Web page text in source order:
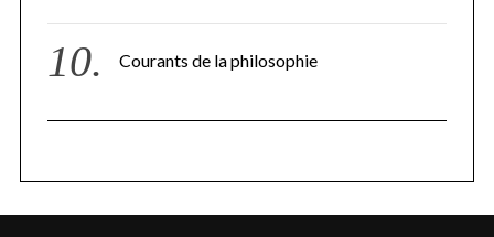
Courants de la philosophie